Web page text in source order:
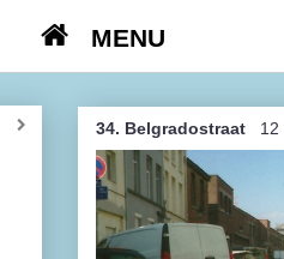
MENU
Kasseien
België / Duitsland /
Hoogtepunten
34. Belgradostraat 12